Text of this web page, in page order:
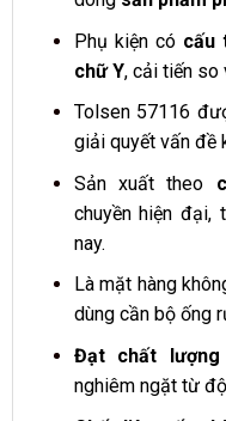
Phụ kiện có cấu
chữ Y, cải tiến so
Tolsen 57116
giải quyết vấn đề
Sản xuất theo
chuyền hiện đại,
nay.
Là mặt hàng
dùng cần bộ ống
Đạt chất lượng
nghiêm ngặt từ